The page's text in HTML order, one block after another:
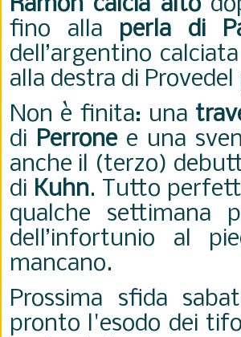
Ramon calcia alto
fino alla perla di
dell’argentino
alla destra di Provedel
Non è finita: una
di Perronee una
anche il (terzo)
di Kuhn. Tutto
qualche settimana
dell’infortunio al
mancano.
Prossima sfida
pronto l'esodo dei